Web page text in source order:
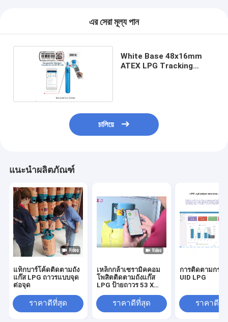
এর সেরা মূল্য পান
White Base 48x16mm
ATEX LPG Tracking
চালিয়ে
แนะนำผลิตภัณฑ์
แท็กบาร์โค้ดติดตามถัง
แก๊ส LPG ถาวรแบบจุด
ต่อจุด
ราคาดีที่สุด
เหล็กกล้าเซรามิคคอม
โพสิตติดตามถังแก๊ส
LPG ป้ายถาวร 53 X
ราคาดีที่สุด
การติดตามกระ
UID LPG
ราคาดีที่